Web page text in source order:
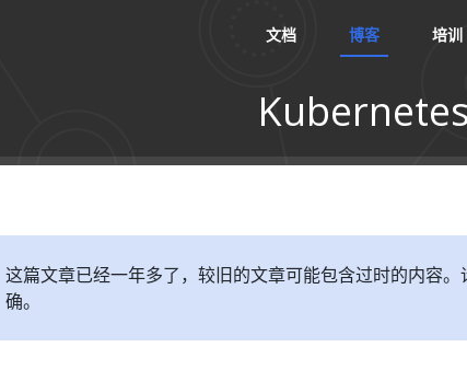
文档 博客 培训
这篇文章已经一年多了，较旧的文章可能包含过时的内容
确。